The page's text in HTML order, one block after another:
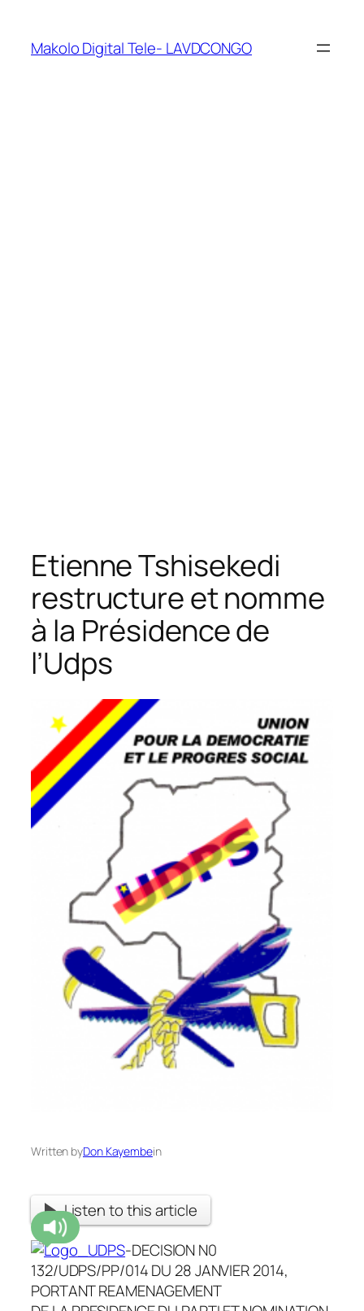
Makolo Digital Tele- LAVDCONGO
Etienne Tshisekedi
restructure et nomme
à la Présidence de
l’Udps
Written byDon Kayembein
Listen to this article
-DECISION N0
132/UDPS/PP/014 DU 28 JANVIER 2014,
PORTANT REAMENAGEMENT